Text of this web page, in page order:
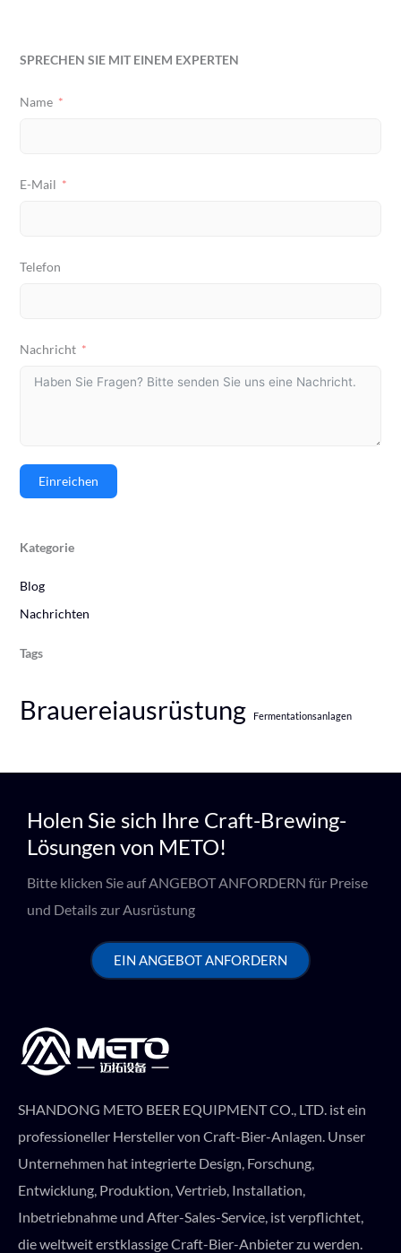
SPRECHEN SIE MIT EINEM EXPERTEN
Name
E-Mail
Telefon
Nachricht
Einreichen
Kategorie
Blog
Nachrichten
Tags
Brauereiausrüstung Fermentationsanlagen
Holen Sie sich Ihre Craft-Brewing-
Lösungen von METO!
Bitte klicken Sie auf ANGEBOT ANFORDERN für Preise
und Details zur Ausrüstung
EIN ANGEBOT ANFORDERN
SHANDONG METO BEER EQUIPMENT CO., LTD. ist ein
professioneller Hersteller von Craft-Bier-Anlagen. Unser
Unternehmen hat integrierte Design, Forschung,
Entwicklung, Produktion, Vertrieb, Installation,
Inbetriebnahme und After-Sales-Service, ist verpflichtet,
die weltweit erstklassige Craft-Bier-Anbieter zu werden.